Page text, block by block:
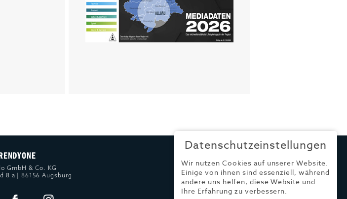
GmbH & Co. KG
8 a | 86156 Augsburg
Datenschutzeinstellungen
Wir nutzen Cookies auf unserer Website.
Einige von ihnen sind essenziell, während
andere uns helfen, diese Website und
Ihre Erfahrung zu verbessern.